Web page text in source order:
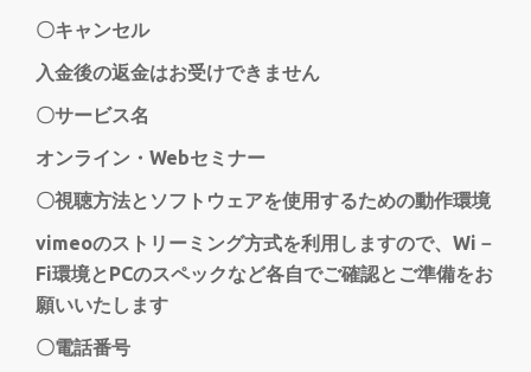
〇キャンセル
入金後の返金はお受けできません
〇サービス名
オンライン・Webセミナー
〇視聴方法とソフトウェアを使用するための動作環境
vimeoのストリーミング方式を利用しますので、Wi－
Fi環境とPCのスペックなど各自でご確認とご準備をお
願いいたします
〇電話番号